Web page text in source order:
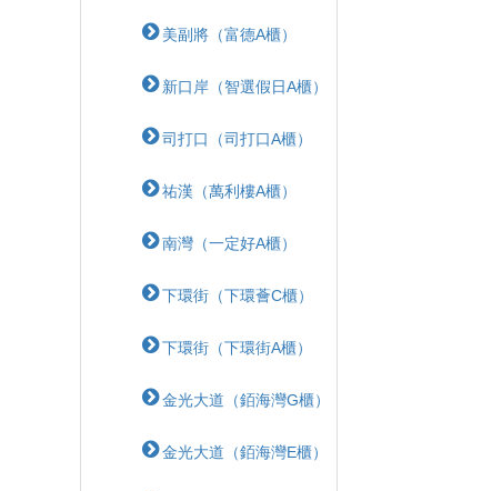
美副將（富德A櫃）
新口岸（智選假日A櫃）
司打口（司打口A櫃）
祐漢（萬利樓A櫃）
南灣（一定好A櫃）
下環街（下環薈C櫃）
下環街（下環街A櫃）
金光大道（銆海灣G櫃）
金光大道（銆海灣E櫃）